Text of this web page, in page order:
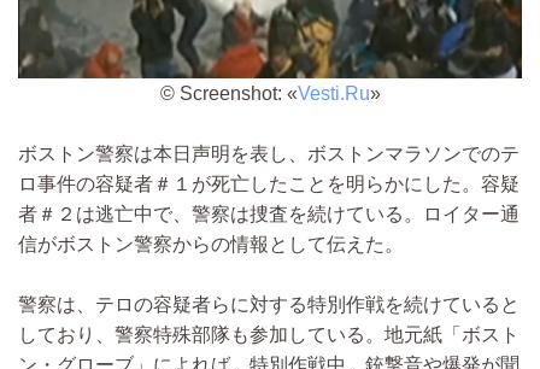
© Screenshot: «Vesti.Ru»
ボストン警察は本日声明を表し、ボストンマラソンでのテ
ロ事件の容疑者＃１が死亡したことを明らかにした。容疑
者＃２は逃亡中で、警察は捜査を続けている。ロイター通
信がボストン警察からの情報として伝えた。
警察は、テロの容疑者らに対する特別作戦を続けていると
しており、警察特殊部隊も参加している。地元紙「ボスト
ン・グローブ」によれば、特別作戦中、銃撃音や爆発が聞